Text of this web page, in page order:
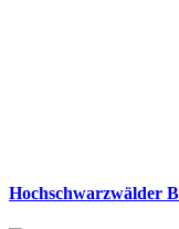
Hochschwarzwälder